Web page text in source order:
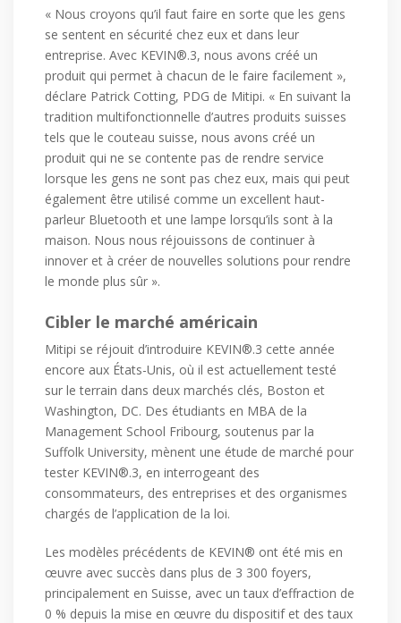
« Nous croyons qu’il faut faire en sorte que les gens
se sentent en sécurité chez eux et dans leur
entreprise. Avec KEVIN®.3, nous avons créé un
produit qui permet à chacun de le faire facilement »,
déclare Patrick Cotting, PDG de Mitipi. « En suivant la
tradition multifonctionnelle d’autres produits suisses
tels que le couteau suisse, nous avons créé un
produit qui ne se contente pas de rendre service
lorsque les gens ne sont pas chez eux, mais qui peut
également être utilisé comme un excellent haut-
parleur Bluetooth et une lampe lorsqu’ils sont à la
maison. Nous nous réjouissons de continuer à
innover et à créer de nouvelles solutions pour rendre
le monde plus sûr ».
Cibler le marché américain
Mitipi se réjouit d’introduire KEVIN®.3 cette année
encore aux États-Unis, où il est actuellement testé
sur le terrain dans deux marchés clés, Boston et
Washington, DC. Des étudiants en MBA de la
Management School Fribourg, soutenus par la
Suffolk University, mènent une étude de marché pour
tester KEVIN®.3, en interrogeant des
consommateurs, des entreprises et des organismes
chargés de l’application de la loi.
Les modèles précédents de KEVIN® ont été mis en
œuvre avec succès dans plus de 3 300 foyers,
principalement en Suisse, avec un taux d’effraction de
0 % depuis la mise en œuvre du dispositif et des taux